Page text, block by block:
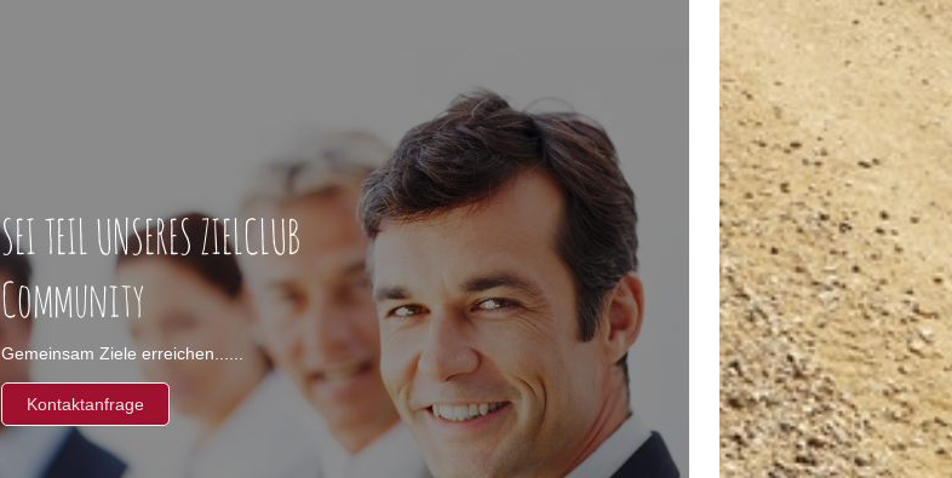
SEI TEIL UNSERES ZIELCLUB
Community
Gemeinsam Ziele erreichen......
Kontaktanfrage